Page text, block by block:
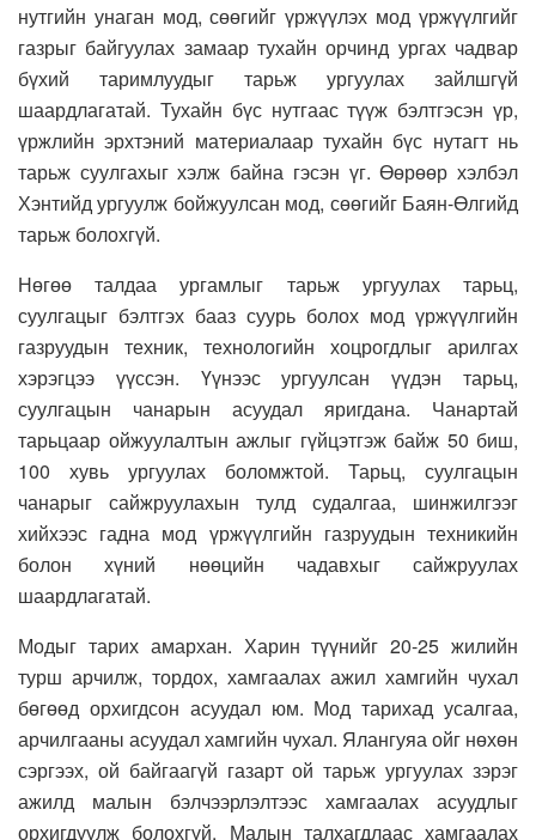
нутгийн унаган мод, сөөгийг үржүүлэх мод үржүүлгийг
газрыг байгуулах замаар тухайн орчинд ургах чадвар
бүхий таримлуудыг тарьж ургуулах зайлшгүй
шаардлагатай. Тухайн бүс нутгаас түүж бэлтгэсэн үр,
үржлийн эрхтэний материалаар тухайн бүс нутагт нь
тарьж суулгахыг хэлж байна гэсэн үг. Өөрөөр хэлбэл
Хэнтийд ургуулж бойжуулсан мод, сөөгийг Баян-Өлгийд
тарьж болохгүй.
Нөгөө талдаа ургамлыг тарьж ургуулах тарьц,
суулгацыг бэлтгэх бааз суурь болох мод үржүүлгийн
газруудын техник, технологийн хоцрогдлыг арилгах
хэрэгцээ үүссэн. Үүнээс ургуулсан үүдэн тарьц,
суулгацын чанарын асуудал яригдана. Чанартай
тарьцаар ойжуулалтын ажлыг гүйцэтгэж байж 50 биш,
100 хувь ургуулах боломжтой. Тарьц, суулгацын
чанарыг сайжруулахын тулд судалгаа, шинжилгээг
хийхээс гадна мод үржүүлгийн газруудын техникийн
болон хүний нөөцийн чадавхыг сайжруулах
шаардлагатай.
Модыг тарих амархан. Харин түүнийг 20-25 жилийн
турш арчилж, тордох, хамгаалах ажил хамгийн чухал
бөгөөд орхигдсон асуудал юм. Мод тарихад усалгаа,
арчилгааны асуудал хамгийн чухал. Ялангуяа ойг нөхөн
сэргээх, ой байгаагүй газарт ой тарьж ургуулах зэрэг
ажилд малын бэлчээрлэлтээс хамгаалах асуудлыг
орхигдуулж болохгүй. Малын талхагдлаас хамгаалах